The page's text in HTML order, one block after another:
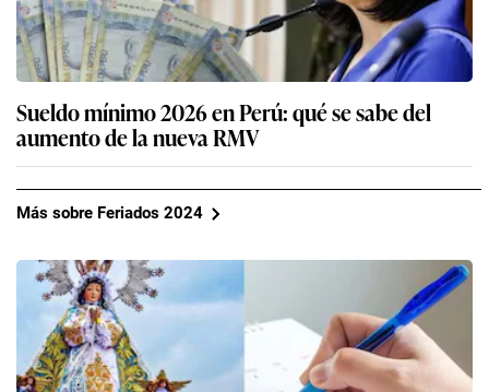
Sueldo mínimo 2026 en Perú: qué se sabe del
aumento de la nueva RMV
Más sobre Feriados 2024